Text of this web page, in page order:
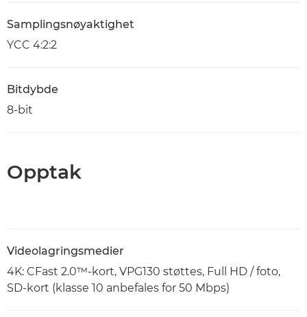
Samplingsnøyaktighet
YCC 4:2:2
Bitdybde
8-bit
Opptak
Videolagringsmedier
4K: CFast 2.0™-kort, VPG130 støttes, Full HD / foto,
SD-kort (klasse 10 anbefales for 50 Mbps)